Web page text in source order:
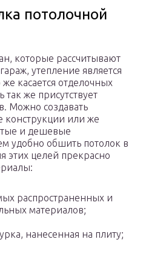
потолочной
которые рассчитывают
утепление является
касается отделочных
так же присутствует
Можно создавать
конструкции или же
и дешевые
удобно обшить потолок в
этих целей прекрасно
распространенных и
материалов;
нанесенная на плиту;